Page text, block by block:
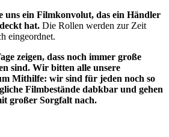
uns ein Filmkonvolut, das ein Händler
hat. Die Rollen werden zur Zeit
eingeordnet.
zeigen, dass noch immer große
sind. Wir bitten alle unsere
Mithilfe: wir sind für jeden noch so
Filmbestände dabkbar und gehen
großer Sorgfalt nach.